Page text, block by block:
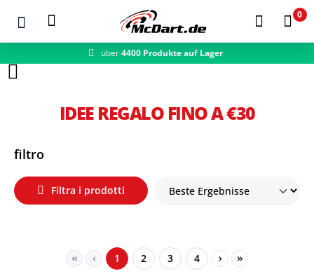
Zum Hauptinhalt springen
0
4400 Produkte auf Lagerschneller Versand
IDEE REGALO FINO A €30
filtro
Filtra i prodotti
Seite
1 Seite
2 Seite
3 Seite
4